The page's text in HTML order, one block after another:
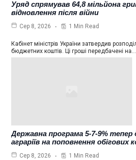
Уряд спрямував 64,8 мільйона
відновлення після війни
Сер 8, 2026 1 Min Read
Кабінет міністрів України затвердив
бюджетних коштів. Ці гроші передбачені на…
Державна програма 5-7-9% тепер
аграріїв на поповнення обігових
Сер 8, 2026 1 Min Read